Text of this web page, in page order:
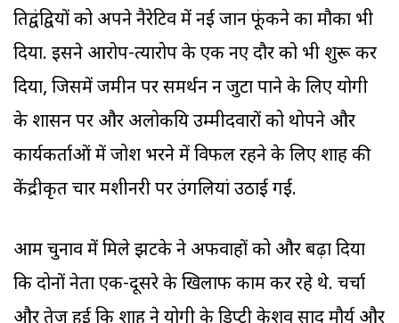
प्रतिद्वंद्वियों को अपने नैरेटिव में नई जान फूंकने का मौका भी
दिया. इसने आरोप-प्रत्यारोप के एक नए दौर को भी शुरू कर
दिया, जिसमें जमीन पर समर्थन न जुटा पाने के लिए योगी
के प्रशासन पर और अलोकप्रिय उम्मीदवारों को थोपने और
कार्यकर्ताओं में जोश भरने में विफल रहने के लिए शाह की
केंद्रीकृत प्रचार मशीनरी पर उंगलियां उठाई गईं.
आम चुनाव में मिले झटके ने अफवाहों को और बढ़ा दिया
कि दोनों नेता एक-दूसरे के खिलाफ काम कर रहे थे. चर्चा